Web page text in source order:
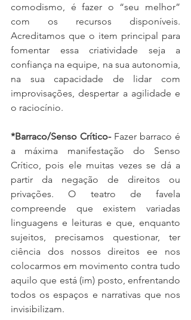
comodismo, é fazer o “seu melhor”
com os recursos disponíveis.
Acreditamos que o item principal para
fomentar essa criatividade seja a
confiança na equipe, na sua autonomia,
na sua capacidade de lidar com
improvisações, despertar a agilidade e
o raciocínio.
*Barraco/Senso Crítico- Fazer barraco é
a máxima manifestação do Senso
Crítico, pois ele muitas vezes se dá a
partir da negação de direitos ou
privações. O teatro de favela
compreende que existem variadas
linguagens e leituras e que, enquanto
sujeitos, precisamos questionar, ter
ciência dos nossos direitos ee nos
colocarmos em movimento contra tudo
aquilo que está (im) posto, enfrentando
todos os espaços e narrativas que nos
invisibilizam.